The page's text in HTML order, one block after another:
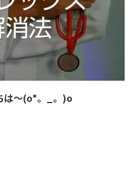
は～(o*。 。 )o